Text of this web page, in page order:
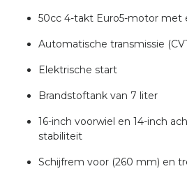
50cc 4-takt Euro5-motor met
Automatische transmissie
Elektrische start
Brandstoftank van 7 liter
16-inch voorwiel en 14-inch
stabiliteit
Schijfrem voor (260 mm) en